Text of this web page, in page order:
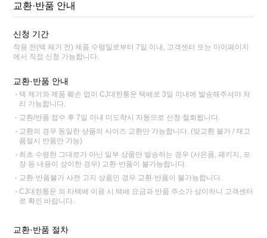
교환·반품 안내
신청 기간
착용 전(택 제거 전) 제품 수령일로부터 7일 이내, 고객센터 또는 마이페이지
에서 직접 신청 가능합니다.
교환·반품 안내
택 제거와 제품 훼손 없이 CJ대한통운 택배로 3일 이내에 발송해주셔야 처
리 가능합니다.
교환/반품 접수 후 7일 이내 미도착시 자동으로 신청 철회됩니다.
교환의 경우 동일한 상품의 사이즈 교환만 가능합니다. (맞교환 불가 / 재고
품절시 반품만 가능)
최초 수령한 그대로가 아닌 일부 상품만 발송하는 경우 (사은품, 패키지, 포
장 등 내용이 상이한 경우) 교환·반품이 불가능합니다.
교환·반품불가 사전 고지 상품인 경우 교환·반품이 불가능합니다.
CJ대한통운 외 타택배 이용 시 택배 요금과 반품 주소가 상이하니 고객센터
로 확인 바랍니다.
교환·반품 절차